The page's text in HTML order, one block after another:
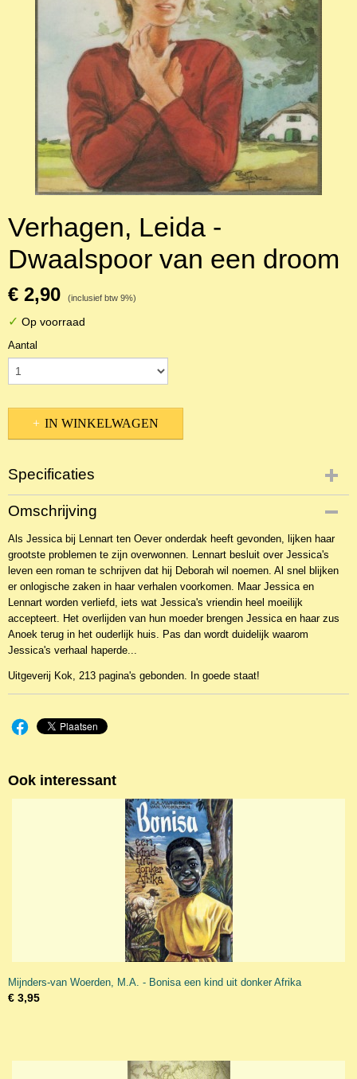
Verhagen, Leida -
Dwaalspoor van een droom
€ 2,90 (inclusief btw 9%)
✓ Op voorraad
Aantal
IN WINKELWAGEN
Specificaties
Productcode
2BKR-2046
EAN code
9789024219544
Omschrijving
Als Jessica bij Lennart ten Oever onderdak heeft gevonden, lijken haar
grootste problemen te zijn overwonnen. Lennart besluit over Jessica's
leven een roman te schrijven dat hij Deborah wil noemen. Al snel blijken
er onlogische zaken in haar verhalen voorkomen. Maar Jessica en
Lennart worden verliefd, iets wat Jessica's vriendin heel moeilijk
accepteert. Het overlijden van hun moeder brengen Jessica en haar zus
Anoek terug in het ouderlijk huis. Pas dan wordt duidelijk waarom
Jessica's verhaal haperde...
Uitgeverij Kok, 213 pagina's gebonden. In goede staat!
Ook interessant
Mijnders-van Woerden, M.A. - Bonisa een kind uit donker Afrika
€ 3,95